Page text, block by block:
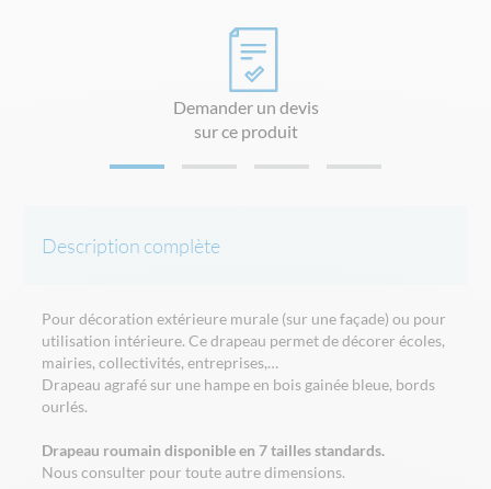
Demander un devis
sur ce produit
Description complète
Pour décoration extérieure murale (sur une façade) ou pour
utilisation intérieure. Ce drapeau permet de décorer écoles,
mairies, collectivités, entreprises,…
Drapeau agrafé sur une hampe en bois gainée bleue, bords
ourlés.
Drapeau roumain disponible en 7 tailles standards.
Nous consulter pour toute autre dimensions.